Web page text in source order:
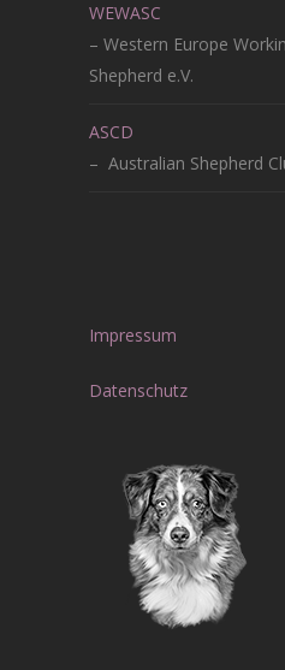
WEWASC
– Western Europe
Shepherd e.V.
ASCD
– Australian Shepherd
Impressum
Datenschutz